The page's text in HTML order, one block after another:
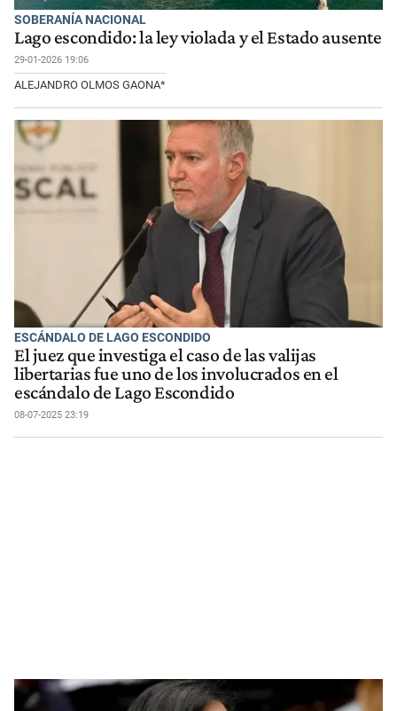
SOBERANÍA NACIONAL
Lago escondido: la ley violada y el Estado ausente
29-01-2026 19:06
ALEJANDRO OLMOS GAONA*
ESCÁNDALO DE LAGO ESCONDIDO
El juez que investiga el caso de las valijas
libertarias fue uno de los involucrados en el
escándalo de Lago Escondido
08-07-2025 23:19